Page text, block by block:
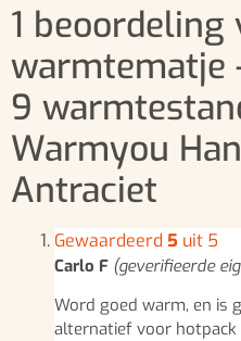
1 beoordeling
warmtematje
9
Warmyou
Antraciet
Gewaardeerd 5 uit 5
Carlo F (geverifieerde
Word goed warm, en is
alternatief voor hotpack